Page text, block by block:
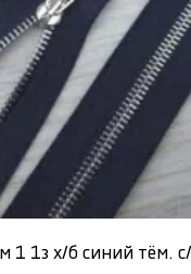
1 1з х/б синий тём.